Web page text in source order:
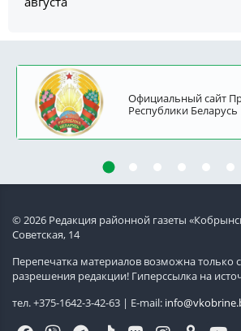
Официальный сайт
Республики Беларусь
© 2026 Редакция районной газеты
Советская, 14
Перепечатка материалов возможна только
разрешения редакции! Гиперссылка на
тел. +375-1642-3-42-63 | E-mail: